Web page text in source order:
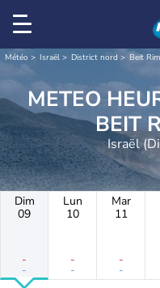
Météo Israël District nord Beit
METEO
BEIT
Israël
Dim
09
-
-
Lun
10
-
-
Mar
11
-
-